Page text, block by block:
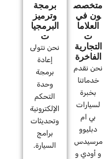
متخصص
ون في
العلاما
ت
التجارية
الفاخرة
نحن نقدم
خدماتنا
بخبرة
لسيارات
بي ام
دبليوو
مرسيدس
و أودي و
برمجة
وترميز
البرمجيا
ت
نحن نتولى
إعادة
برمجة
وحدة
التحكم
الإلكترونية
وتحديثات
برامج
السيارة.